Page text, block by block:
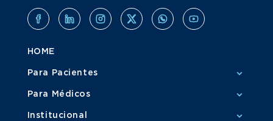
HOME
Para Pacientes
Para Médicos
Institucional